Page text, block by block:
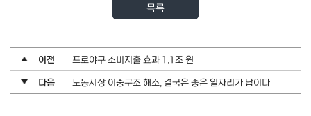
목록
이전
프로야구 소비지출 효과 1.1조 원
다음
노동시장 이중구조 해소, 결국은 좋은 일자리가 답이다